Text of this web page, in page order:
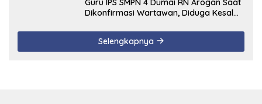
Guru IPS SMPN 4 Dumai RN Arogan Saat
Dikonfirmasi Wartawan, Diduga Kesal
Terealisasi
Selengkapnya